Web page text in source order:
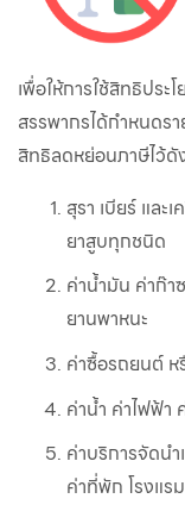
เพื่อให้การใช้สิทธิปร
สรรพากรได้กำหนดร
สิทธิลดหย่อนภาษีไว้ดั
สุรา เบียร์ แล
ยาสูบทุกชนิด
ค่าน้ำมัน ค่าก๊า
ยานพาหนะ
ค่าซื้อรถยนต์
ค่าน้ำ ค่าไฟฟ้า
ค่าบริการจัดนำ
ค่าที่พัก โรงแร